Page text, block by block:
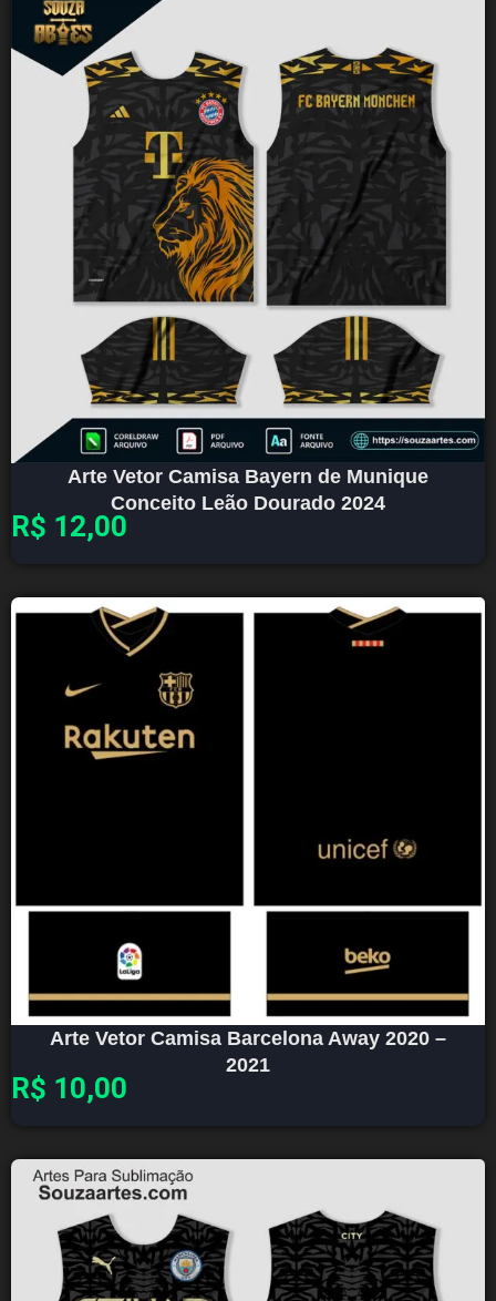
Arte Vetor Camisa Bayern de Munique
Conceito Leão Dourado 2024
R$ 12,00
Arte Vetor Camisa Barcelona Away 2020 –
2021
R$ 10,00